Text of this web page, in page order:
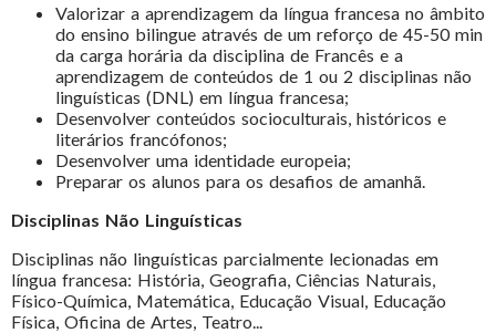
Valorizar a aprendizagem da língua francesa no âmbito
do ensino bilingue através de um reforço de 45-50 min
da carga horária da disciplina de Francês e a
aprendizagem de conteúdos de 1 ou 2 disciplinas não
linguísticas (DNL) em língua francesa;
Desenvolver conteúdos socioculturais, históricos e
literários francófonos;
Desenvolver uma identidade europeia;
Preparar os alunos para os desafios de amanhã.
Disciplinas Não Linguísticas
Disciplinas não linguísticas parcialmente lecionadas em
língua francesa: História, Geografia, Ciências Naturais,
Físico-Química, Matemática, Educação Visual, Educação
Física, Oficina de Artes, Teatro...